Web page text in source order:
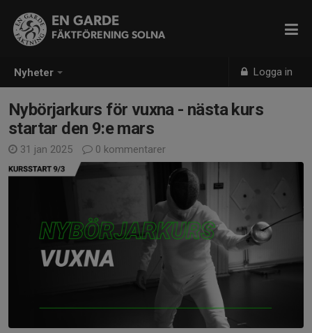
Nyheter Logga in
EN GARDE
FÄKTFÖRENING SOLNA
Nybörjarkurs för vuxna - nästa kurs
startar den 9:e mars
31 jan 2025 0 kommentarer